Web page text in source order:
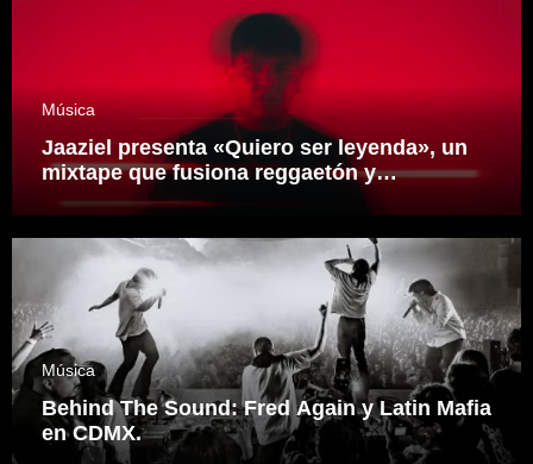
Música
Jaaziel presenta «Quiero ser leyenda», un
mixtape que fusiona reggaetón y
electrónica desde una visión propia
inspirado en el sonidero Mexicano.
Música
Behind The Sound: Fred Again y Latin Mafia
en CDMX.